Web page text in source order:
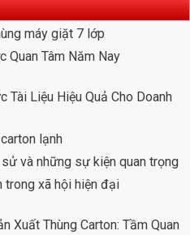
máy giặt 7 lớp
Tâm Năm Nay
Tài Liệu Hiệu Quả Cho Doanh
lạnh
và những sự kiện quan trọng
trong xã hội hiện đại
Xuất Thùng Carton: Tầm Quan